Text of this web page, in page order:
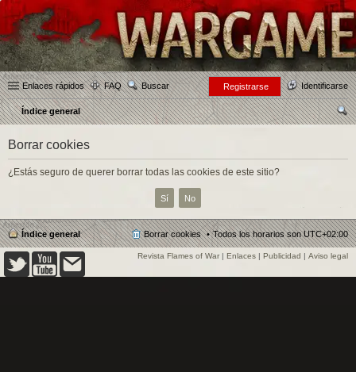
Enlaces rápidos FAQ Buscar Identificarse
Registrarse
Índice general
Borrar cookies
¿Estás seguro de querer borrar todas las cookies de este sitio?
Índice general Todos los horarios sonUTC+02:00
Borrar cookies
Revista Flames of War | Enlaces | Publicidad | Aviso legal